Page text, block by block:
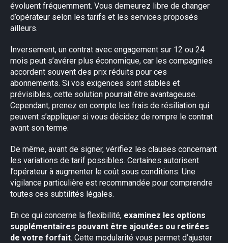
évoluent fréquemment. Vous demeurez libre de changer
d’opérateur selon les tarifs et les services proposés
ailleurs.
Inversement, un contrat avec engagement sur 12 ou 24
mois peut s’avérer plus économique, car les compagnies
accordent souvent des prix réduits pour ces
abonnements. Si vos exigences sont stables et
prévisibles, cette solution pourrait être avantageuse.
Cependant, prenez en compte les frais de résiliation qui
peuvent s’appliquer si vous décidez de rompre le contrat
avant son terme.
De même, avant de signer, vérifiez les clauses concernant
les variations de tarif possibles. Certaines autorisent
l’opérateur à augmenter le coût sous conditions. Une
vigilance particulière est recommandée pour comprendre
toutes ces subtilités légales.
En ce qui concerne la flexibilité, examinez les options
supplémentaires pouvant être ajoutées ou retirées
de votre forfait. Cette modularité vous permet d’ajuster